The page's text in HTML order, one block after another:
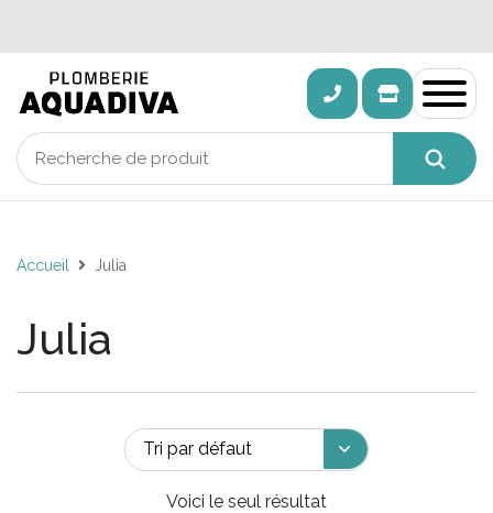
Accueil Julia
Julia
Voici le seul résultat